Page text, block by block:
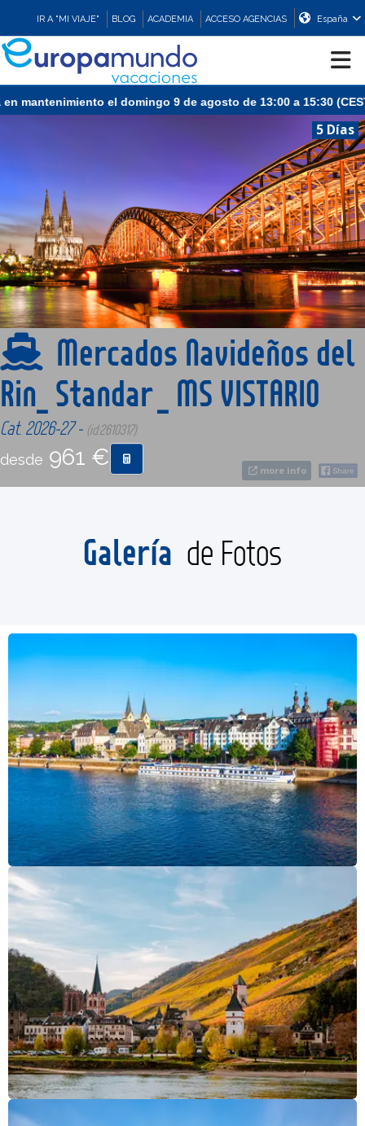
IR A "MI VIAJE" BLOG ACADEMIA ACCESO AGENCIAS España
CRUCEROS
ASIA
ORIENTE
PROMOCIONES
COMPRAR
CONTACTO
domingo 9 de agosto de 13:00 a 15:30 (CEST/Madrid).
5 Días
more info
Mercados Navideños del
Rin_ Standar _ MS VISTARIO
Cat. 2026-27 - (id:2610317)
desde 961 €
Galería de Fotos